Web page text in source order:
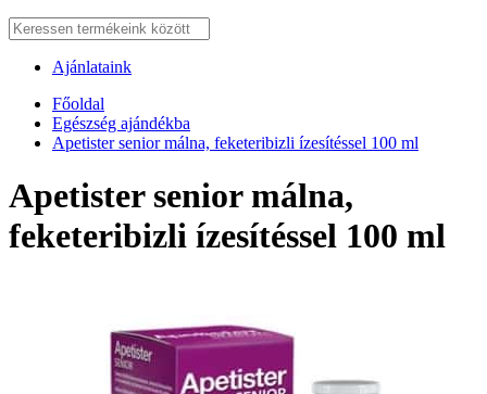
Ajánlataink
Főoldal
Egészség ajándékba
Apetister senior málna, feketeribizli ízesítéssel 100 ml
Apetister senior málna,
feketeribizli ízesítéssel 100 ml